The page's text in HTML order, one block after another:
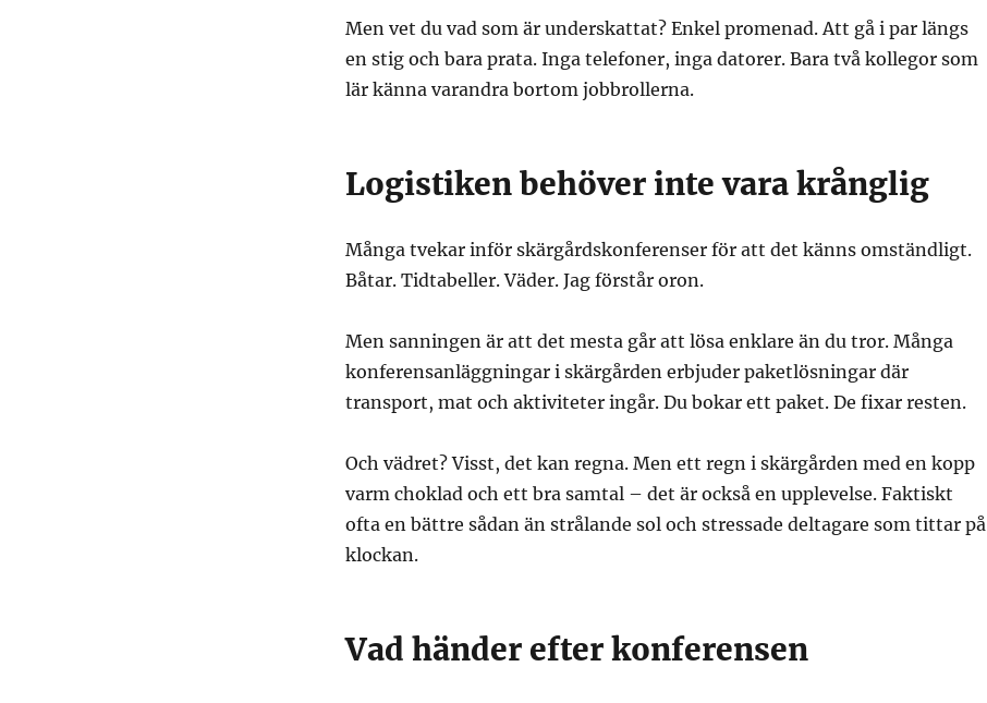
Men vet du vad som är underskattat? Enkel promenad. Att gå i par längs
en stig och bara prata. Inga telefoner, inga datorer. Bara två kollegor som
lär känna varandra bortom jobbrollerna.
Logistiken behöver inte vara krånglig
Många tvekar inför skärgårdskonferenser för att det känns omständligt.
Båtar. Tidtabeller. Väder. Jag förstår oron.
Men sanningen är att det mesta går att lösa enklare än du tror. Många
konferensanläggningar i skärgården erbjuder paketlösningar där
transport, mat och aktiviteter ingår. Du bokar ett paket. De fixar resten.
Och vädret? Visst, det kan regna. Men ett regn i skärgården med en kopp
varm choklad och ett bra samtal – det är också en upplevelse. Faktiskt
ofta en bättre sådan än strålande sol och stressade deltagare som tittar på
klockan.
Vad händer efter konferensen